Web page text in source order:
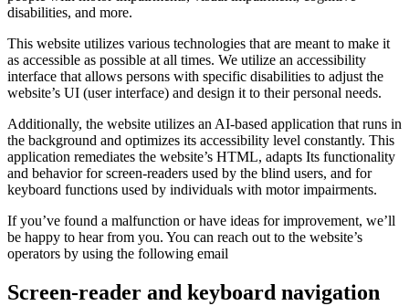
disabilities, and more.
This website utilizes various technologies that are meant to make it
as accessible as possible at all times. We utilize an accessibility
interface that allows persons with specific disabilities to adjust the
website’s UI (user interface) and design it to their personal needs.
Additionally, the website utilizes an AI-based application that runs in
the background and optimizes its accessibility level constantly. This
application remediates the website’s HTML, adapts Its functionality
and behavior for screen-readers used by the blind users, and for
keyboard functions used by individuals with motor impairments.
If you’ve found a malfunction or have ideas for improvement, we’ll
be happy to hear from you. You can reach out to the website’s
operators by using the following email
Screen-reader and keyboard navigation